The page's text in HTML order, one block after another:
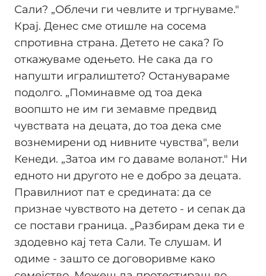
Сали? „Облечи ги чевлите и тргнуваме."
Крај. Денес сме отишле на сосема
спротивна страна. Детето не сака? Го
откажуваме одењето. Не сака да го
напушти игралиштето? Останувараме
подолго. „Поминавме од тоа дека
воопшто не им ги земавме предвид
чувствата на децата, до тоа дека сме
вознемирени од нивните чувства", вели
Кенеди. „Затоа им го даваме воланот." Ни
едното ни другото не е добро за децата.
Правилниот пат е средината: да се
признае чувството на детето - и сепак да
се постави граница. „Разбирам дека ти е
здодевно кај тета Сали. Те слушам. И
одиме - зашто се договоривме како